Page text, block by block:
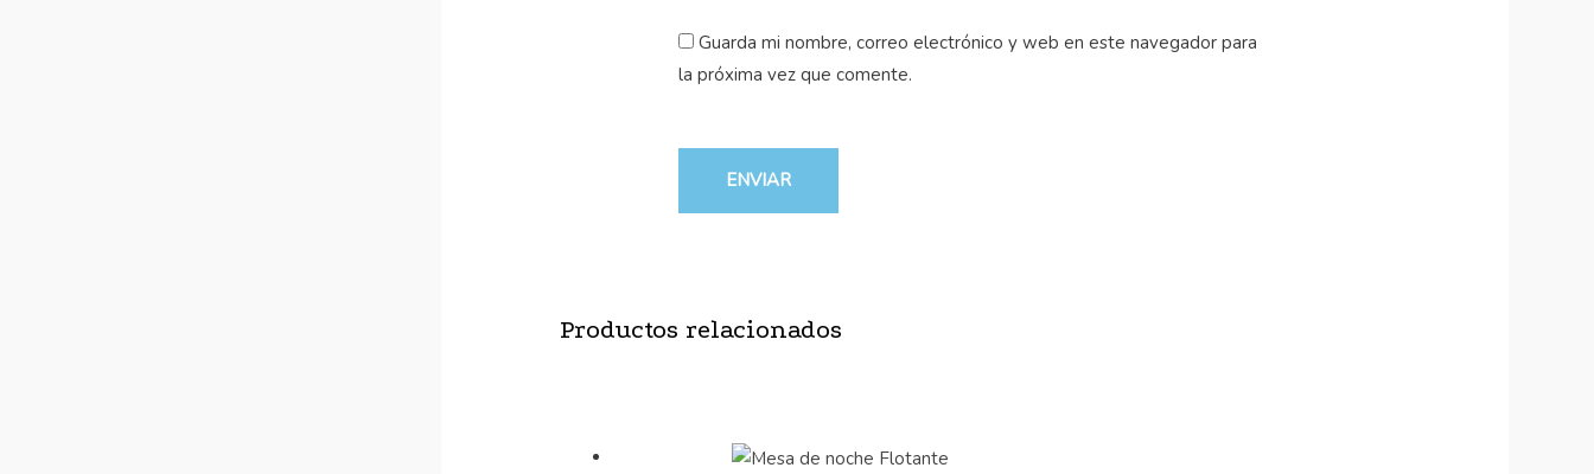
Guarda mi nombre, correo electrónico y web en este navegador para
la próxima vez que comente.
Productos relacionados